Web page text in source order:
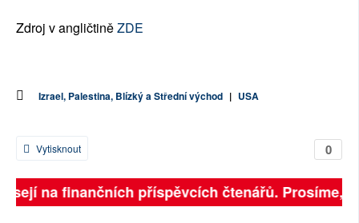
Zdroj v angličtiněZDE
Izrael, Palestina, Blízký a Střední východ | USA
0
Vytisknout
na finančních příspěvcích čtenářů. Prosíme,